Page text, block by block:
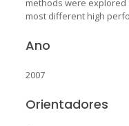
methods were
most different high
Ano
2007
Orientadores